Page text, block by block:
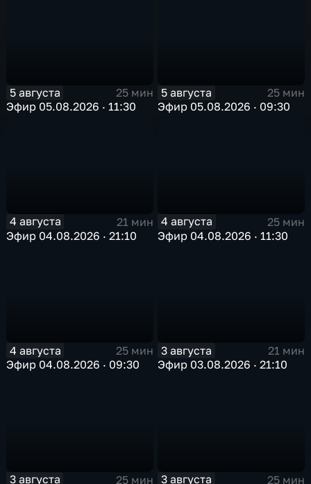
5 августа
25 мин
Эфир 05.08.2026 · 11:30
5 августа
25 мин
Эфир 05.08.2026 · 09:30
4 августа
21 мин
Эфир 04.08.2026 · 21:10
4 августа
25 мин
Эфир 04.08.2026 · 11:30
4 августа
25 мин
Эфир 04.08.2026 · 09:30
3 августа
21 мин
Эфир 03.08.2026 · 21:10
3 августа 25 мин 3 августа 25 мин